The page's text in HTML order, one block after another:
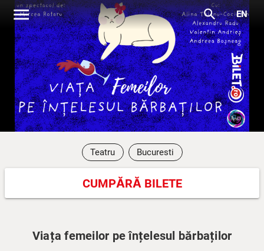
menu search EN
Teatru Bucuresti
CUMPĂRĂ BILETE
Viața femeilor pe înțelesul bărbaților